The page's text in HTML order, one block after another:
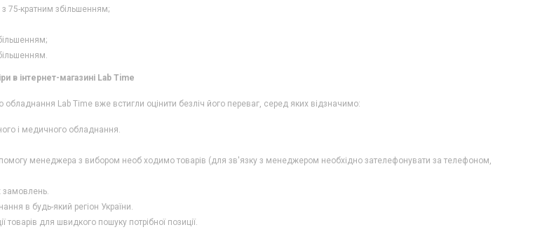
75-кратним збільшенням;
в інтернет-магазині Lab Time
обладнання Lab Time вже встигли оцінити безліч його переваг, серед яких відзначимо:
і медичного обладнання.
менеджера з вибором необ ходимо товарів (для зв'язку з менеджером необхідно зателефонувати за телефоном,
замовлень.
в будь-який регіон України.
товарів для швидкого пошуку потрібної позиції.